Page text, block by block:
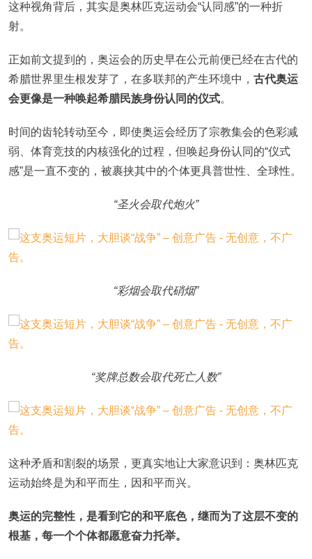
这种视角背后，其实是奥林匹克运动会“认同感”的一种折
射。
正如前文提到的，奥运会的历史早在公元前便已经在古代的
希腊世界里生根发芽了，在多联邦的产生环境中， 古代奥运
会更像是一种唤起希腊民族身份认同的仪式。
时间的齿轮转动至今，即使奥运会经历了宗教集会的色彩减
弱、体育竞技的内核强化的过程，但唤起身份认同的“仪式
感”是一直不变的，被裹挟其中的个体更具普世性、全球性。
“圣火会取代炮火”
“彩烟会取代硝烟”
“奖牌总数会取代死亡人数”
这种矛盾和割裂的场景，更真实地让大家意识到：奥林匹克
运动始终是为和平而生，因和平而兴。
奥运的完整性，是看到它的和平底色，继而为了这层不变的
根基，每一个个体都愿意奋力托举。